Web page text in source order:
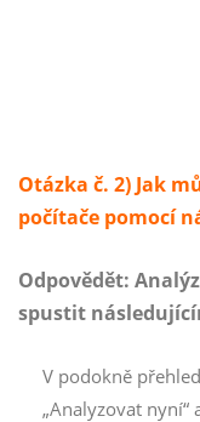
Otázka č. 2) Jak
počítače pomocí
Odpovědět:
spustit
V podokně
„Analyzovat nyní“